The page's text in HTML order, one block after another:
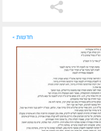
חדשות »